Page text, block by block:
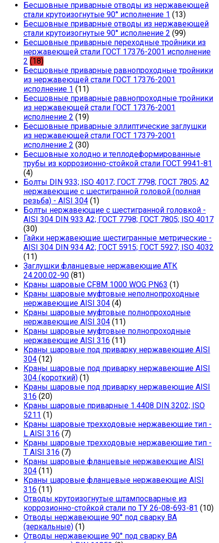
Бесшовные приварные отводы из нержавеющей
стали крутоизогнутые 90° исполнение 1 (13)
Бесшовные приварные отводы из нержавеющей
стали крутоизогнутые 90° исполнение 2 (99)
Бесшовные приварные переходные тройники из
нержавеющей стали ГОСТ 17376-2001 исполнение
2 (18)
Бесшовные приварные равнопроходные тройники
из нержавеющей стали ГОСТ 17376-2001
исполнение 1 (11)
Бесшовные приварные равнопроходные тройники
из нержавеющей стали ГОСТ 17376-2001
исполнение 2 (19)
Бесшовные приварные эллиптические заглушки
из нержавеющей стали ГОСТ 17379-2001
исполнение 2 (30)
Бесшовные холодно и теплодеформированные
трубы из коррозионно-стойкой стали ГОСТ 9941-81
(4)
Болты DIN 933; ISO 4017; ГОСТ 7798; ГОСТ 7805; А2
нержавеющие с шестигранной головой (полная
резьба) - AISI 304 (1)
Болты нержавеющие с шестигранной головкой -
AISI 304 DIN 933 A2; ГОСТ 7798; ГОСТ 7805; ISO 4017
(30)
Гайки нержавеющие шестигранные метрические -
AISI 304 DIN 934 А2; ГОСТ 5915; ГОСТ 5927; ISO 4032
(11)
Заглушки фланцевые нержавеющие АТК
24.200.02-90 (81)
Краны шаровые CF8M 1000 WOG PN63 (1)
Краны шаровые муфтовые неполнопроходные
нержавеющие AISI 304 (4)
Краны шаровые муфтовые полнопроходные
нержавеющие AISI 304 (11)
Краны шаровые муфтовые полнопроходные
нержавеющие AISI 316 (11)
Краны шаровые под приварку нержавеющие AISI
304 (12)
Краны шаровые под приварку нержавеющие AISI
304 (короткий) (1)
Краны шаровые под приварку нержавеющие AISI
316 (20)
Краны шаровые приварные 1.4408 DIN 3202; ISO
5211 (1)
Краны шаровые трехходовые нержавеющие тип -
L AISI 316 (7)
Краны шаровые трехходовые нержавеющие тип -
T AISI 316 (7)
Краны шаровые фланцевые нержавеющие AISI
304 (11)
Краны шаровые фланцевые нержавеющие AISI
316 (11)
Отводы крутоизогнутые штампосварные из
коррозионно-стойкой стали по ТУ 26-08-693-81 (10)
Отводы нержавеющие 90° под сварку ВА
(зеркальные) (1)
Отводы нержавеющие 90° под сварку ВА